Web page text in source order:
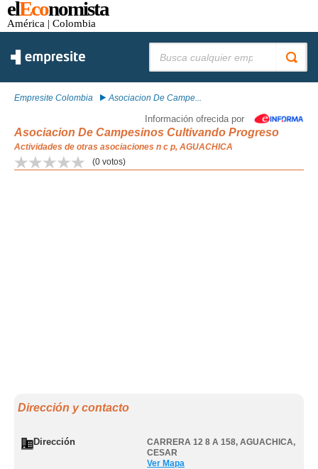
elEconomista
América | Colombia
Empresite Colombia Asociacion De Campe...
Información ofrecida por
Asociacion De Campesinos Cultivando Progreso
Actividades de otras asociaciones n c p, AGUACHICA
(0 votos)
Dirección y contacto
Dirección CARRERA 12 8 A 158, AGUACHICA,
CESAR
Ver Mapa